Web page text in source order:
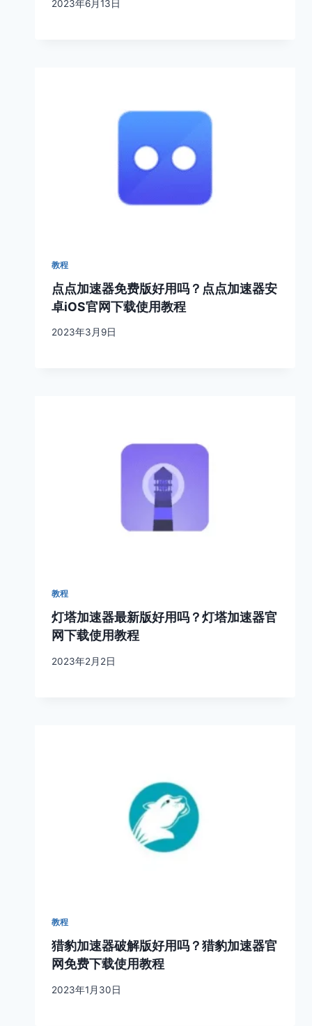
2023年6月13日
教程
点点加速器免费版好用吗？点点加速器安
卓iOS官网下载使用教程
2023年3月9日
教程
灯塔加速器最新版好用吗？灯塔加速器官
网下载使用教程
2023年2月2日
教程
猎豹加速器破解版好用吗？猎豹加速器官
网免费下载使用教程
2023年1月30日